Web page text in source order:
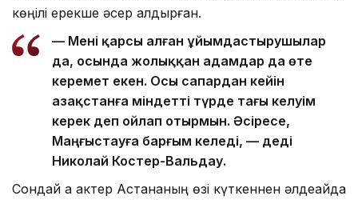
көңілі ерекше әсер қалдырған.
— Мені қарсы алған ұйымдастырушылар
да, осында жолыққан адамдар да өте
керемет екен. Осы сапардан кейін
Қазақстанға міндетті түрде тағы келуім
керек деп ойлап отырмын. Әсіресе,
Маңғыстауға барғым келеді, — деді
Николай Костер-Вальдау.
Сондай ақ актер Астананың өзі күткеннен әлдеқайда